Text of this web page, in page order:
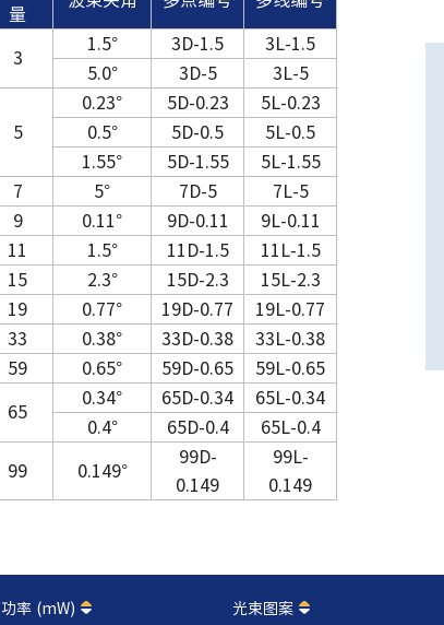
量
3
1.5° 3D-1.5
3L-1.5
5.0°
3D-5 3L-5
5
0.23° 5D-0.23
5L-0.23
0.5°
5D-0.5
5L-0.5
1.55°
5D-1.55
5L-1.55
7
5° 7D-5
7L-5
9
0.11° 9D-0.11
9L-0.11
11
1.5° 11D-1.5
11L-1.5
15
2.3° 15D-2.3
15L-2.3
19
0.77° 19D-0.77
19L-0.77
33
0.38° 33D-0.38
33L-0.38
59
0.65° 59D-0.65
59L-0.65
65
0.34° 65D-0.34
65L-0.34
0.4°
65D-0.4
65L-0.4
99
0.149°
99D-
0.149
99L-
0.149
功率 (mW) 光束图案